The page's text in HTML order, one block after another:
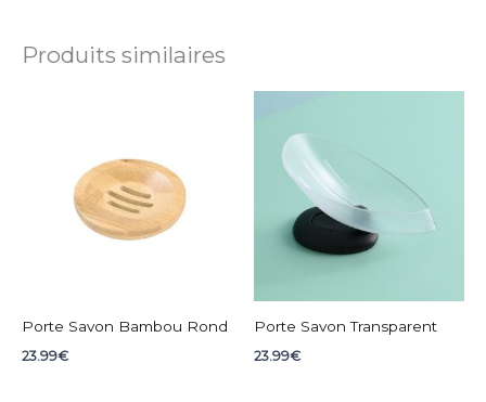
Produits similaires
Porte Savon Bambou Rond
23.99€
Porte Savon Transparent
23.99€